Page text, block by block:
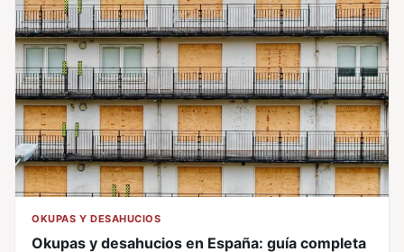
OKUPAS Y DESAHUCIOS
Okupas y desahucios en España: guía completa